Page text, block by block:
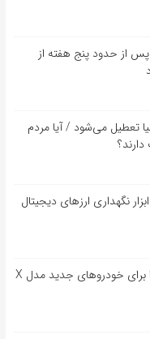
از حدود پنج هفته از
تعطیل می‌شود / آیا مردم
نگهداری ارزهای دیجیتال
تسلا سرویس گیمینگ استیم را برای خودروهای جدید مدل X